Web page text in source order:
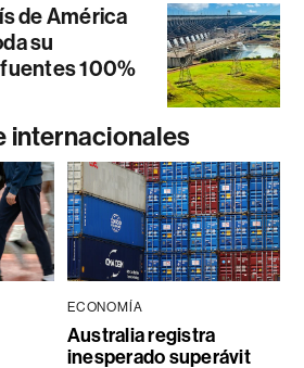
de América
su
100%
internacionales
ECONOMÍA
Australia registra
inesperado superávit